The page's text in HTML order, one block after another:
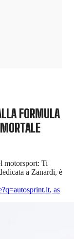
FORMULA
motorsport: Ti
a Zanardi, è
, as